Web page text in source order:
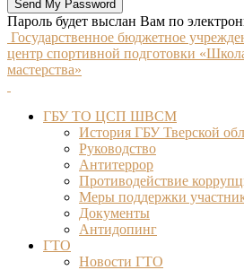
Пароль будет выслан Вам по
Государственное бюджетное
центр спортивной подготовки
мастерства»
ГБУ ТО ЦСП ШВСМ
История ГБУ Тверской
Руководство
Антитеррор
Противодействие
Меры поддержки
Документы
Антидопинг
ГТО
Новости ГТО